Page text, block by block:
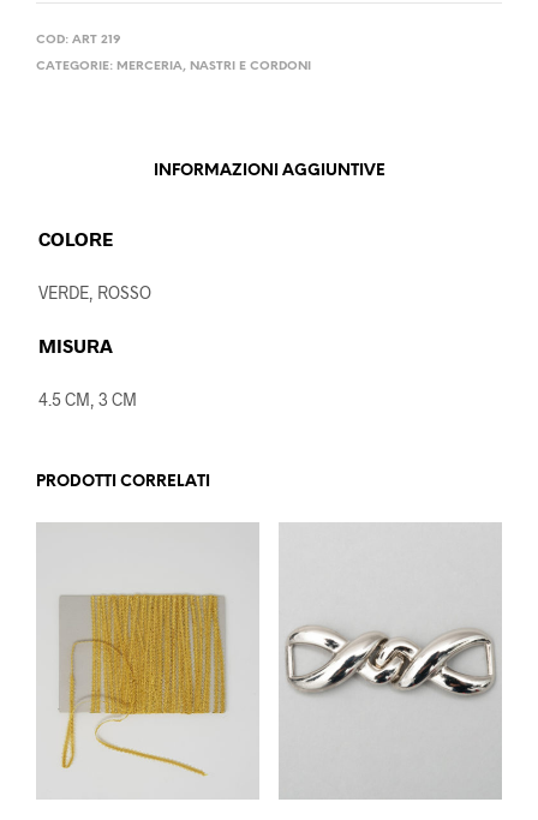
COD: ART 219
CATEGORIE: MERCERIA, NASTRI E CORDONI
INFORMAZIONI AGGIUNTIVE
COLORE
VERDE, ROSSO
MISURA
4.5 CM, 3 CM
PRODOTTI CORRELATI